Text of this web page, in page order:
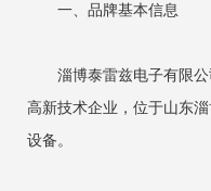
一、品牌基本信息
淄博泰雷兹电子有限公
高新技术企业，位于山东
设备。